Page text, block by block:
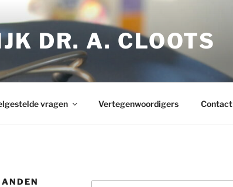
DR. A. CLOOTS
vragen Vertegenwoordigers Contact